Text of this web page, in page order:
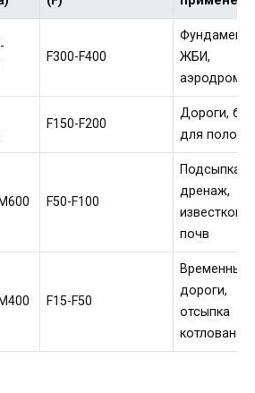
F300-F400
ЖБИ,
аэродромы
F150-F200
Дороги,
для полов
F50-F100
Подсыпка,
дренаж,
почв
F15-F50
Временные
дороги,
отсыпка
котлованов